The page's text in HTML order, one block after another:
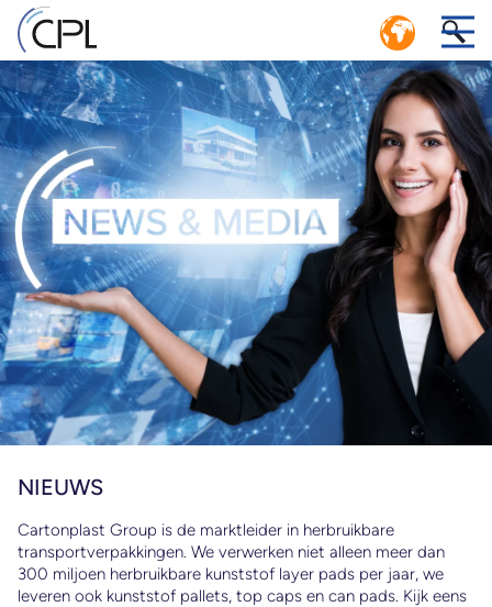
NIEUWS
Cartonplast Group is de marktleider in herbruikbare
transportverpakkingen. We verwerken niet alleen meer dan
300 miljoen herbruikbare kunststof layer pads per jaar, we
leveren ook kunststof pallets, top caps en can pads. Kijk eens
1
KRINGLOOPECONOMIE: EFFICIËNTE
LOGISTIEKE SYSTEMEN MET GESLOTEN
KRINGLOOP
CPL SERVICE CENTER POOLING MANAGEMENT